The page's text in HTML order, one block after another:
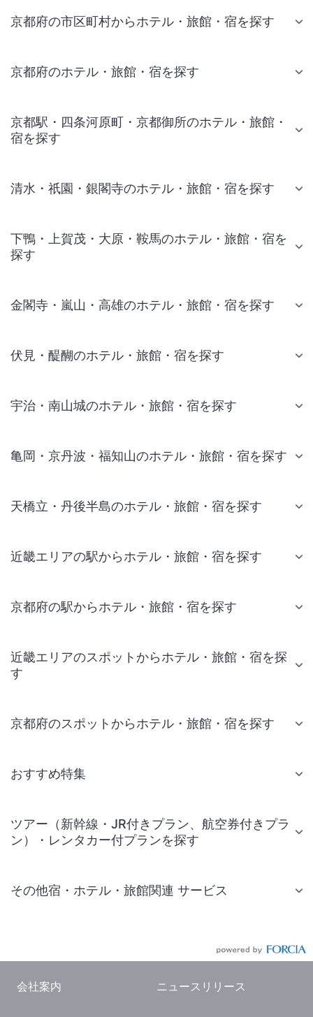
京都府の市区町村からホテル・旅館・宿を探す
京都府のホテル・旅館・宿を探す
京都駅・四条河原町・京都御所のホテル・旅館・
宿を探す
清水・祇園・銀閣寺のホテル・旅館・宿を探す
下鴨・上賀茂・大原・鞍馬のホテル・旅館・宿を
探す
金閣寺・嵐山・高雄のホテル・旅館・宿を探す
伏見・醍醐のホテル・旅館・宿を探す
宇治・南山城のホテル・旅館・宿を探す
亀岡・京丹波・福知山のホテル・旅館・宿を探す
天橋立・丹後半島のホテル・旅館・宿を探す
近畿エリアの駅からホテル・旅館・宿を探す
京都府の駅からホテル・旅館・宿を探す
近畿エリアのスポットからホテル・旅館・宿を探
す
京都府のスポットからホテル・旅館・宿を探す
おすすめ特集
ツアー（新幹線・JR付きプラン、航空券付きプラ
ン）・レンタカー付プランを探す
その他宿・ホテル・旅館関連 サービス
会社案内 ニュースリリース